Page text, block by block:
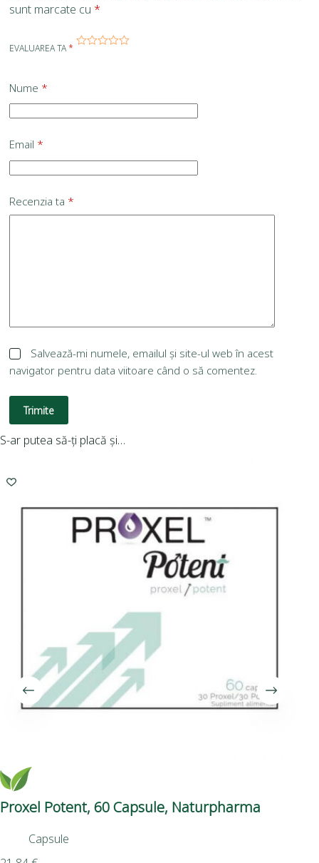
sunt marcate cu *
EVALUAREA TA*
Nume *
Email *
Recenzia ta *
Salvează-mi numele, emailul și site-ul web în acest
navigator pentru data viitoare când o să comentez.
Trimite
S-ar putea să-ți placă și…
Proxel Potent, 60 Capsule, Naturpharma
Capsule